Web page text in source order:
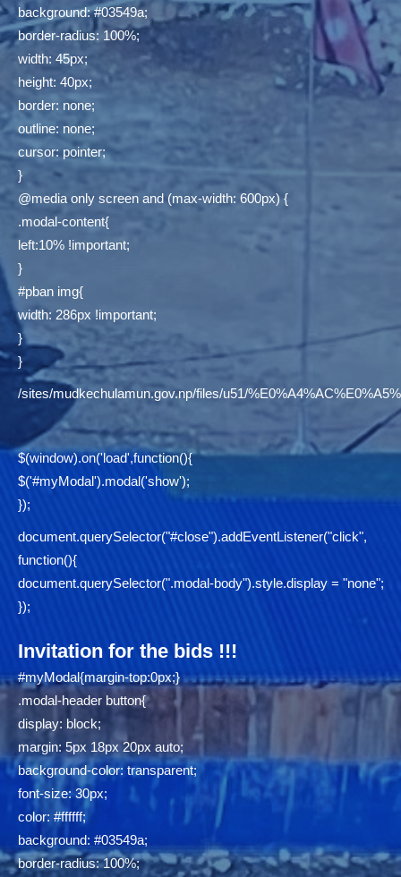
background: #03549a;
border-radius: 100%;
width: 45px;
height: 40px;
border: none;
outline: none;
cursor: pointer;
}
@media only screen and (max-width: 600px) {
.modal-content{
left:10% !important;
}
#pban img{
width: 286px !important;
}
}
/sites/mudkechulamun.gov.np/files/u51/
$(window).on('load',function(){
$('#myModal').modal('show');
});
document.querySelector("#close").addEventListener("click",
function(){
document.querySelector(".modal-body").style.display = "none";
});
Invitation for the bids !!!
#myModal{margin-top:0px;}
.modal-header button{
display: block;
margin: 5px 18px 20px auto;
background-color: transparent;
font-size: 30px;
color: #ffffff;
background: #03549a;
border-radius: 100%;